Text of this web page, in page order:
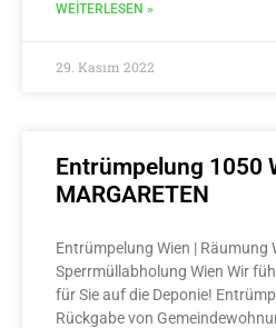
WEITERLESEN »
29. Kasım 2022
Entrümpelung 1050
MARGARETEN
Entrümpelung Wien | Räumung
Sperrmüllabholung Wien Wir
für Sie auf die Deponie!
Rückgabe von